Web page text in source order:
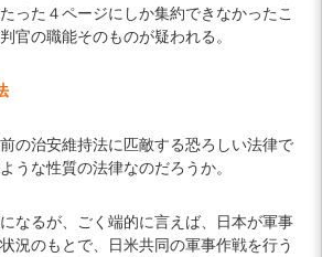
った４ページにしか集約できなかったこ
官の職能そのものが疑われる。
の治安維持法に匹敵する恐ろしい法律で
うな性質の法律なのだろうか。
なるが、ごく端的に言えば、日本が軍事
況のもとで、日米共同の軍事作戦を行う